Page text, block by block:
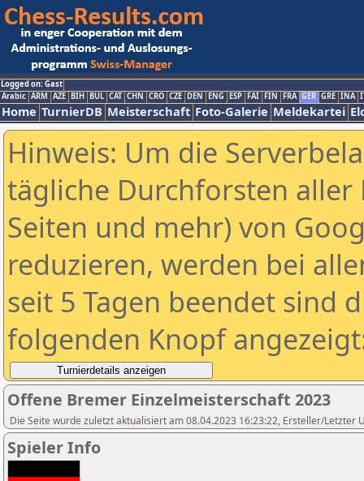
Logged on: Gast
Arabic ARM AZE BIH BUL CAT CHN CRO CZE DEN ENG ESP FAI FIN FRA GER GRE INA
Home TurnierDB Meisterschaft Foto-Galerie Meldekartei
Hinweis: Um die
tägliche Durchforsten aller
Seiten und mehr) von
reduzieren, werden bei
seit 5 Tagen beendet sind
folgenden Knopf
Offene Bremer Einzelmeisterschaft 2023
Die Seite wurde zuletzt aktualisiert am 08.04.2023 16:23:22, Ersteller/Letzter
Spieler Info